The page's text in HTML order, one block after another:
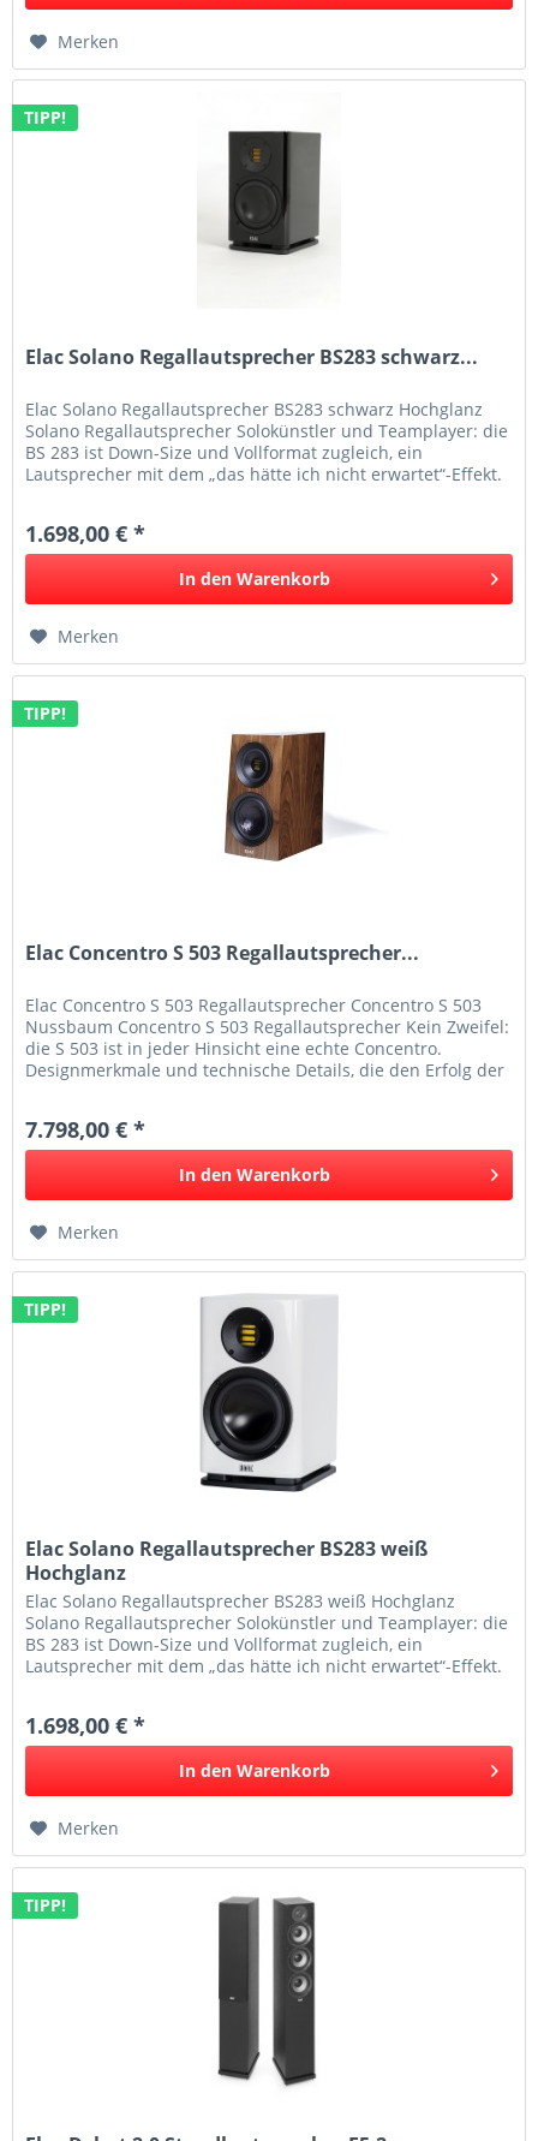
Merken
TIPP!
Elac Solano Regallautsprecher BS283 schwarz...
Elac Solano Regallautsprecher BS283 schwarz Hochglanz
Solano Regallautsprecher Solokünstler und Teamplayer: die
BS 283 ist Down-Size und Vollformat zugleich, ein
Lautsprecher mit dem „das hätte ich nicht erwartet“-Effekt.
1.698,00 € *
In den Warenkorb
Merken
TIPP!
Elac Concentro S 503 Regallautsprecher...
Elac Concentro S 503 Regallautsprecher Concentro S 503
Nussbaum Concentro S 503 Regallautsprecher Kein Zweifel:
die S 503 ist in jeder Hinsicht eine echte Concentro.
Designmerkmale und technische Details, die den Erfolg der
7.798,00 € *
In den Warenkorb
Merken
TIPP!
Elac Solano Regallautsprecher BS283 weiß
Hochglanz
Elac Solano Regallautsprecher BS283 weiß Hochglanz
Solano Regallautsprecher Solokünstler und Teamplayer: die
BS 283 ist Down-Size und Vollformat zugleich, ein
Lautsprecher mit dem „das hätte ich nicht erwartet“-Effekt.
1.698,00 € *
In den Warenkorb
Merken
TIPP!